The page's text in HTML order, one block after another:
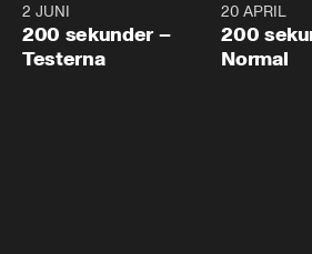
5:00
4:23
2 JUNI
200 sekunder –
Testerna
20 APRIL
200
Normal